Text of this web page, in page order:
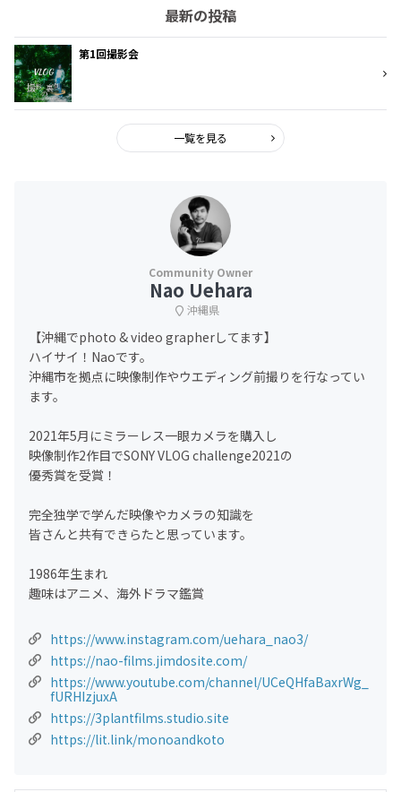
最新の投稿
第1回撮影会
一覧を見る
Nao Uehara
沖縄県
【沖縄でphoto & video grapherしてます】
ハイサイ！Naoです。
沖縄市を拠点に映像制作やウエディング前撮りを行なってい
ます。
2021年5月にミラーレス一眼カメラを購入し
映像制作2作目でSONY VLOG challenge2021の
優秀賞を受賞！
完全独学で学んだ映像やカメラの知識を
皆さんと共有できらたと思っています。
1986年生まれ
趣味はアニメ、海外ドラマ鑑賞
https://www.instagram.com/uehara_nao3/
https://nao-films.jimdosite.com/
https://www.youtube.com/channel/UCeQHfaBaxrWg_
fURHIzjuxA
https://3plantfilms.studio.site
https://lit.link/monoandkoto